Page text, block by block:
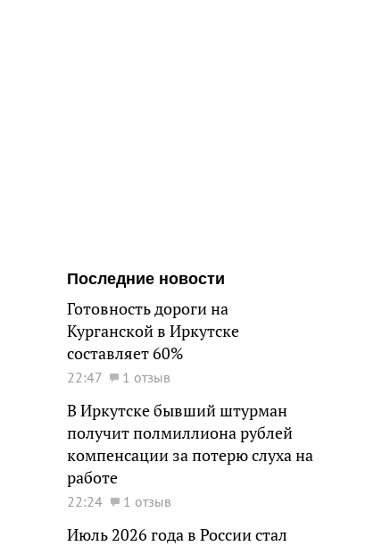
Последние новости
Готовность дороги на
Курганской в Иркутске
составляет 60%
22:47 1 отзыв
В Иркутске бывший штурман
получит полмиллиона рублей
компенсации за потерю слуха на
работе
22:24 1 отзыв
Июль 2026 года в России стал